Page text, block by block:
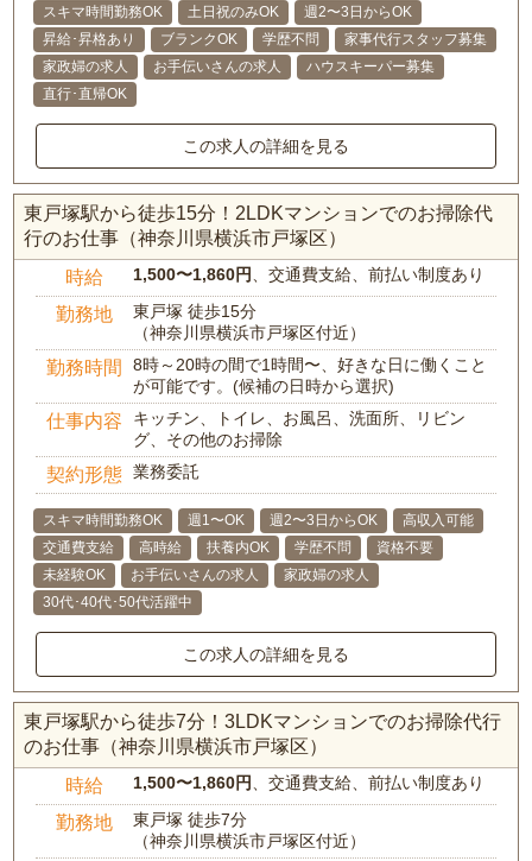
スキマ時間勤務OK 土日祝のみOK
週2〜3日からOK
昇給･昇格あり
ブランクOK 学歴不問
家事代行スタッフ募集
家政婦の求人
お手伝いさんの求人
ハウスキーパー募集
直行･直帰OK
この求人の詳細を見る
東戸塚駅から徒歩15分！2LDKマンションでのお掃除代
行のお仕事（神奈川県横浜市戸塚区）
時給 1,500〜1,860円 、交通費支給、前払い制度あり
勤務地
東戸塚 徒歩15分
（神奈川県横浜市戸塚区付近）
勤務時間
8時～20時の間で1時間〜、好きな日に働くこと
が可能です。(候補の日時から選択)
仕事内容
キッチン、トイレ、お風呂、洗面所、リビン
グ、その他のお掃除
契約形態 業務委託
スキマ時間勤務OK 週1〜OK 週2〜3日からOK
高収入可能
交通費支給
高時給 扶養内OK 学歴不問
資格不要
未経験OK
お手伝いさんの求人
家政婦の求人
30代･40代･50代活躍中
この求人の詳細を見る
東戸塚駅から徒歩7分！3LDKマンションでのお掃除代行
のお仕事（神奈川県横浜市戸塚区）
時給 1,500〜1,860円 、交通費支給、前払い制度あり
勤務地
東戸塚 徒歩7分
（神奈川県横浜市戸塚区付近）